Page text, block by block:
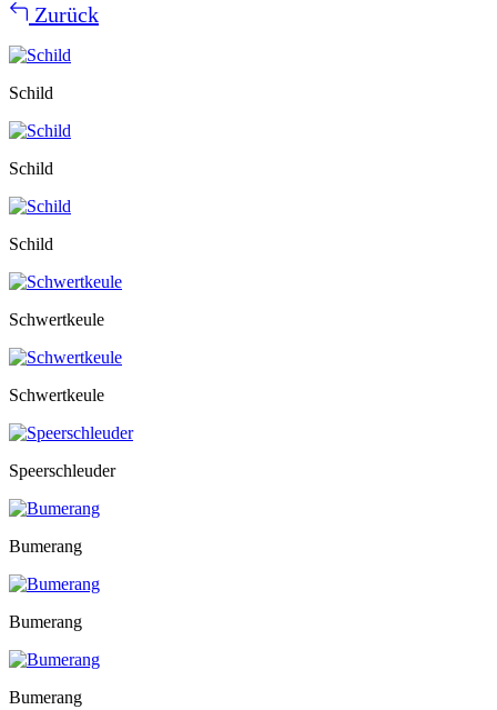
Zurück
Schild
Schild
Schild
Schwertkeule
Schwertkeule
Speerschleuder
Bumerang
Bumerang
Bumerang